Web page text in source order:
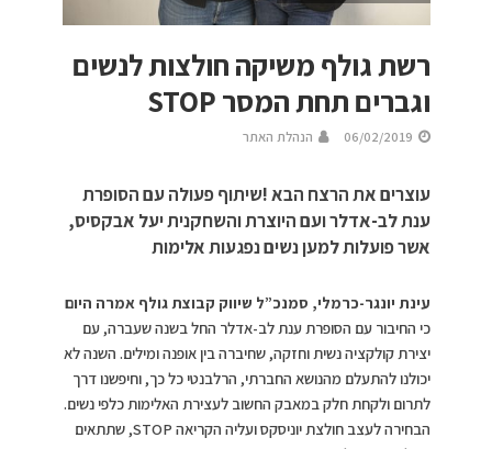
רשת גולף משיקה חולצות לנשים
וגברים תחת המסר STOP
06/02/2019 הנהלת האתר
עוצרים את הרצח הבא !שיתוף פעולה עם הסופרת
ענת לב-אדלר ועם היוצרת והשחקנית יעל אבקסיס,
אשר פועלות למען נשים נפגעות אלימות
עינת יונגר-כרמלי, סמנכ”ל שיווק קבוצת גולף אמרה היום
כי החיבור עם הסופרת ענת לב-אדלר החל בשנה שעברה, עם
יצירת קולקציה נשית וחזקה, שחיברה בין אופנה ומילים. השנה לא
יכולנו להתעלם מהנושא החברתי, הרלבנטי כל כך, וחיפשנו דרך
לתרום ולקחת חלק במאבק החשוב לעצירת האלימות כלפי נשים.
הבחירה לעצב חולצת יוניסקס ועליה הקריאה STOP, שתתאים